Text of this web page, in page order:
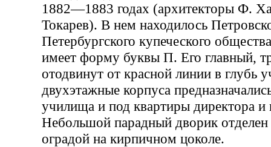
1882—1883 годах (архитекторы Ф.
Токарев). В нем находилось
Петербургского купеческого
имеет форму буквы П. Его главный,
отодвинут от красной линии в глубь
двухэтажные корпуса
училища и под квартиры директора и
Небольшой парадный дворик
оградой на кирпичном цоколе.